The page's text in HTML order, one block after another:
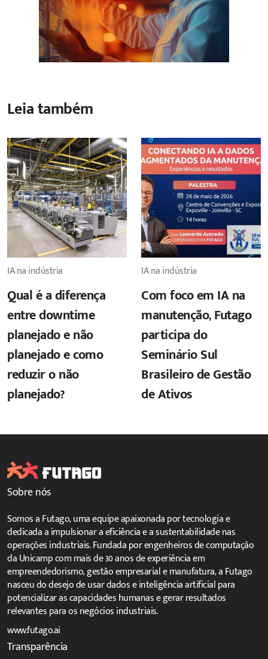
Leia também
IA na indústria
Qual é a diferença
entre downtime
planejado e não
planejado e como
reduzir o não
planejado?
IA na indústria
Com foco em IA na
manutenção, Futago
participa do
Seminário Sul
Brasileiro de Gestão
de Ativos
Sobre nós
Somos a Futago, uma equipe apaixonada por tecnologia e
dedicada a impulsionar a eficiência e a sustentabilidade nas
operações industriais. Fundada por engenheiros de computação
da Unicamp com mais de 30 anos de experiência em
empreendedorismo, gestão empresarial e manufatura, a Futago
nasceu do desejo de usar dados e inteligência artificial para
potencializar as capacidades humanas e gerar resultados
relevantes para os negócios industriais.
www.futago.ai
Transparência